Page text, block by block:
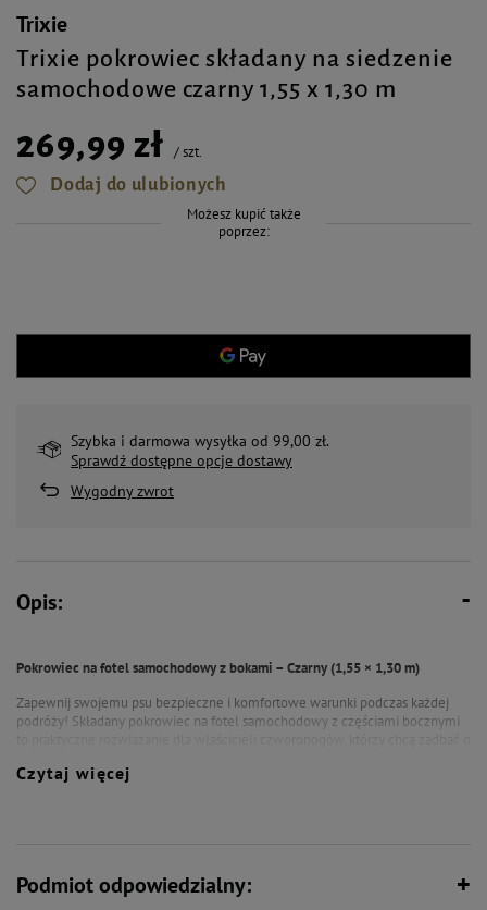
Trixie
Trixie pokrowiec składany na siedzenie
samochodowe czarny 1,55 x 1,30 m
269,99 zł /szt.
Dodaj do ulubionych
Możesz kupić także
poprzez:
Szybka i darmowa wysyłka od 99,00 zł.
Sprawdź dostępne opcje dostawy
Wygodny zwrot
Opis:
Pokrowiec na fotel samochodowy z bokami – Czarny (1,55 × 1,30 m)
Zapewnij swojemu psu bezpieczne i komfortowe warunki podczas każdej
podróży! Składany pokrowiec na fotel samochodowy z częściami bocznymi
Wysokie boki: Chronią drzwi samochodu oraz zapobiegają wyskakiwaniu psa,
zapewniając spokojną podróż.
Czytaj więcej
Podmiot odpowiedzialny: